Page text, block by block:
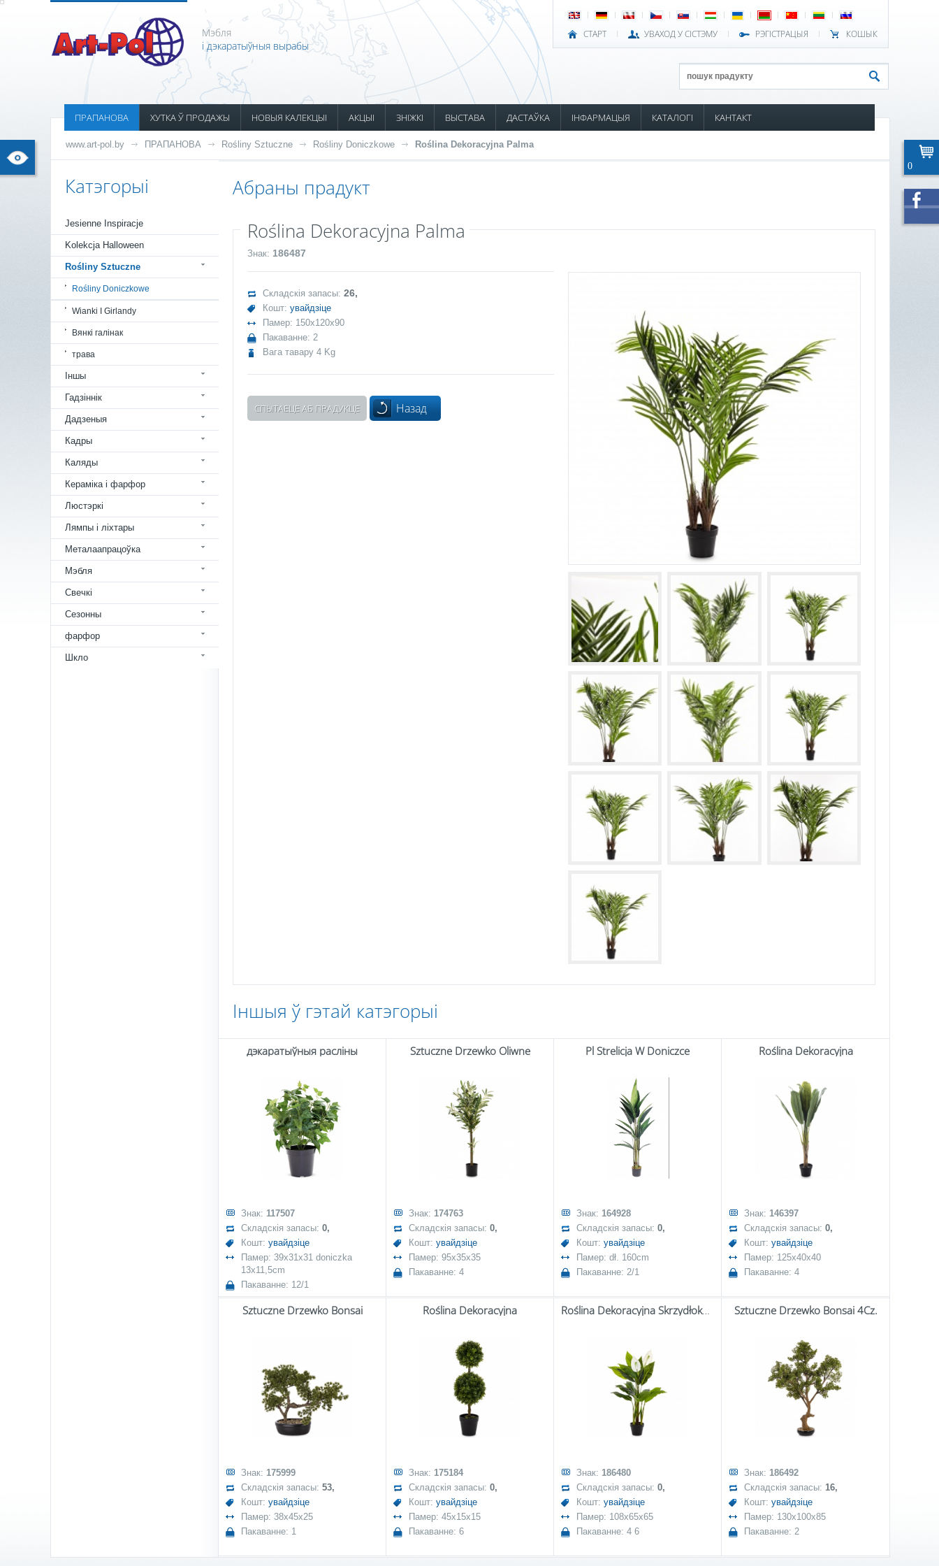
СТАРТ УВАХОД У СІСТЭМУ РЭГІСТРАЦЫЯ КОШЫК
Мэбля
і дэкаратыўныя вырабы
ПРАПАНОВА ХУТКА Ў ПРОДАЖЫ НОВЫЯ КАЛЕКЦЫІ АКЦЫІ ЗНІЖКІ ВЫСТАВА ДАСТАЎКА ІНФАРМАЦЫЯ КАТАЛОГІ КАНТАКТ
www.art-pol.by ПРАПАНОВА Rośliny Sztuczne Rośliny Doniczkowe Roślina Dekoracyjna Palma
Катэгорыі
Jesienne Inspiracje
Kolekcja Halloween
Rośliny Sztuczne
Rośliny Doniczkowe
Wianki I Girlandy
Вянкі галінак
трава
Іншы
Гадзіннік
Дадзеныя
Кадры
Каляды
Кераміка і фарфор
Люстэркі
Лямпы і ліхтары
Металаапрацоўка
Мэбля
Свечкі
Сезонны
фарфор
Шкло
Абраны прадукт
Roślina Dekoracyjna Palma
Знак: 186487
Складскія запасы: 26,
Кошт: увайдзіце
Памер: 150x120x90
Пакаванне: 2
Вага тавару 4 Kg
СПЫТАЕЦЕ АБ ПРАДУКЦЕ Назад
Іншыя ў гэтай катэгорыі
дэкаратыўныя расліны
Знак: 117507
Складскія запасы: 0,
Кошт: увайдзіце
Памер: 39x31x31 doniczka
13x11,5cm
Пакаванне: 12/1
Sztuczne Drzewko Oliwne
Знак: 174763
Складскія запасы: 0,
Кошт: увайдзіце
Памер: 95x35x35
Пакаванне: 4
Pl Strelicja W Doniczce
Знак: 164928
Складскія запасы: 0,
Кошт: увайдзіце
Памер: dł. 160cm
Пакаванне: 2/1
Roślina Dekoracyjna
Знак: 146397
Складскія запасы: 0,
Кошт: увайдзіце
Памер: 125x40x40
Пакаванне: 4
Sztuczne Drzewko Bonsai
Знак: 175999
Складскія запасы: 53,
Кошт: увайдзіце
Памер: 38x45x25
Пакаванне: 1
Roślina Dekoracyjna
Знак: 175184
Складскія запасы: 0,
Кошт: увайдзіце
Памер: 45x15x15
Пакаванне: 6
Roślina Dekoracyjna Skrzydłokwiat
Знак: 186480
Складскія запасы: 0,
Кошт: увайдзіце
Памер: 108x65x65
Пакаванне: 4 6
Sztuczne Drzewko Bonsai 4Cz.
Знак: 186492
Складскія запасы: 16,
Кошт: увайдзіце
Памер: 130x100x85
Пакаванне: 2
0